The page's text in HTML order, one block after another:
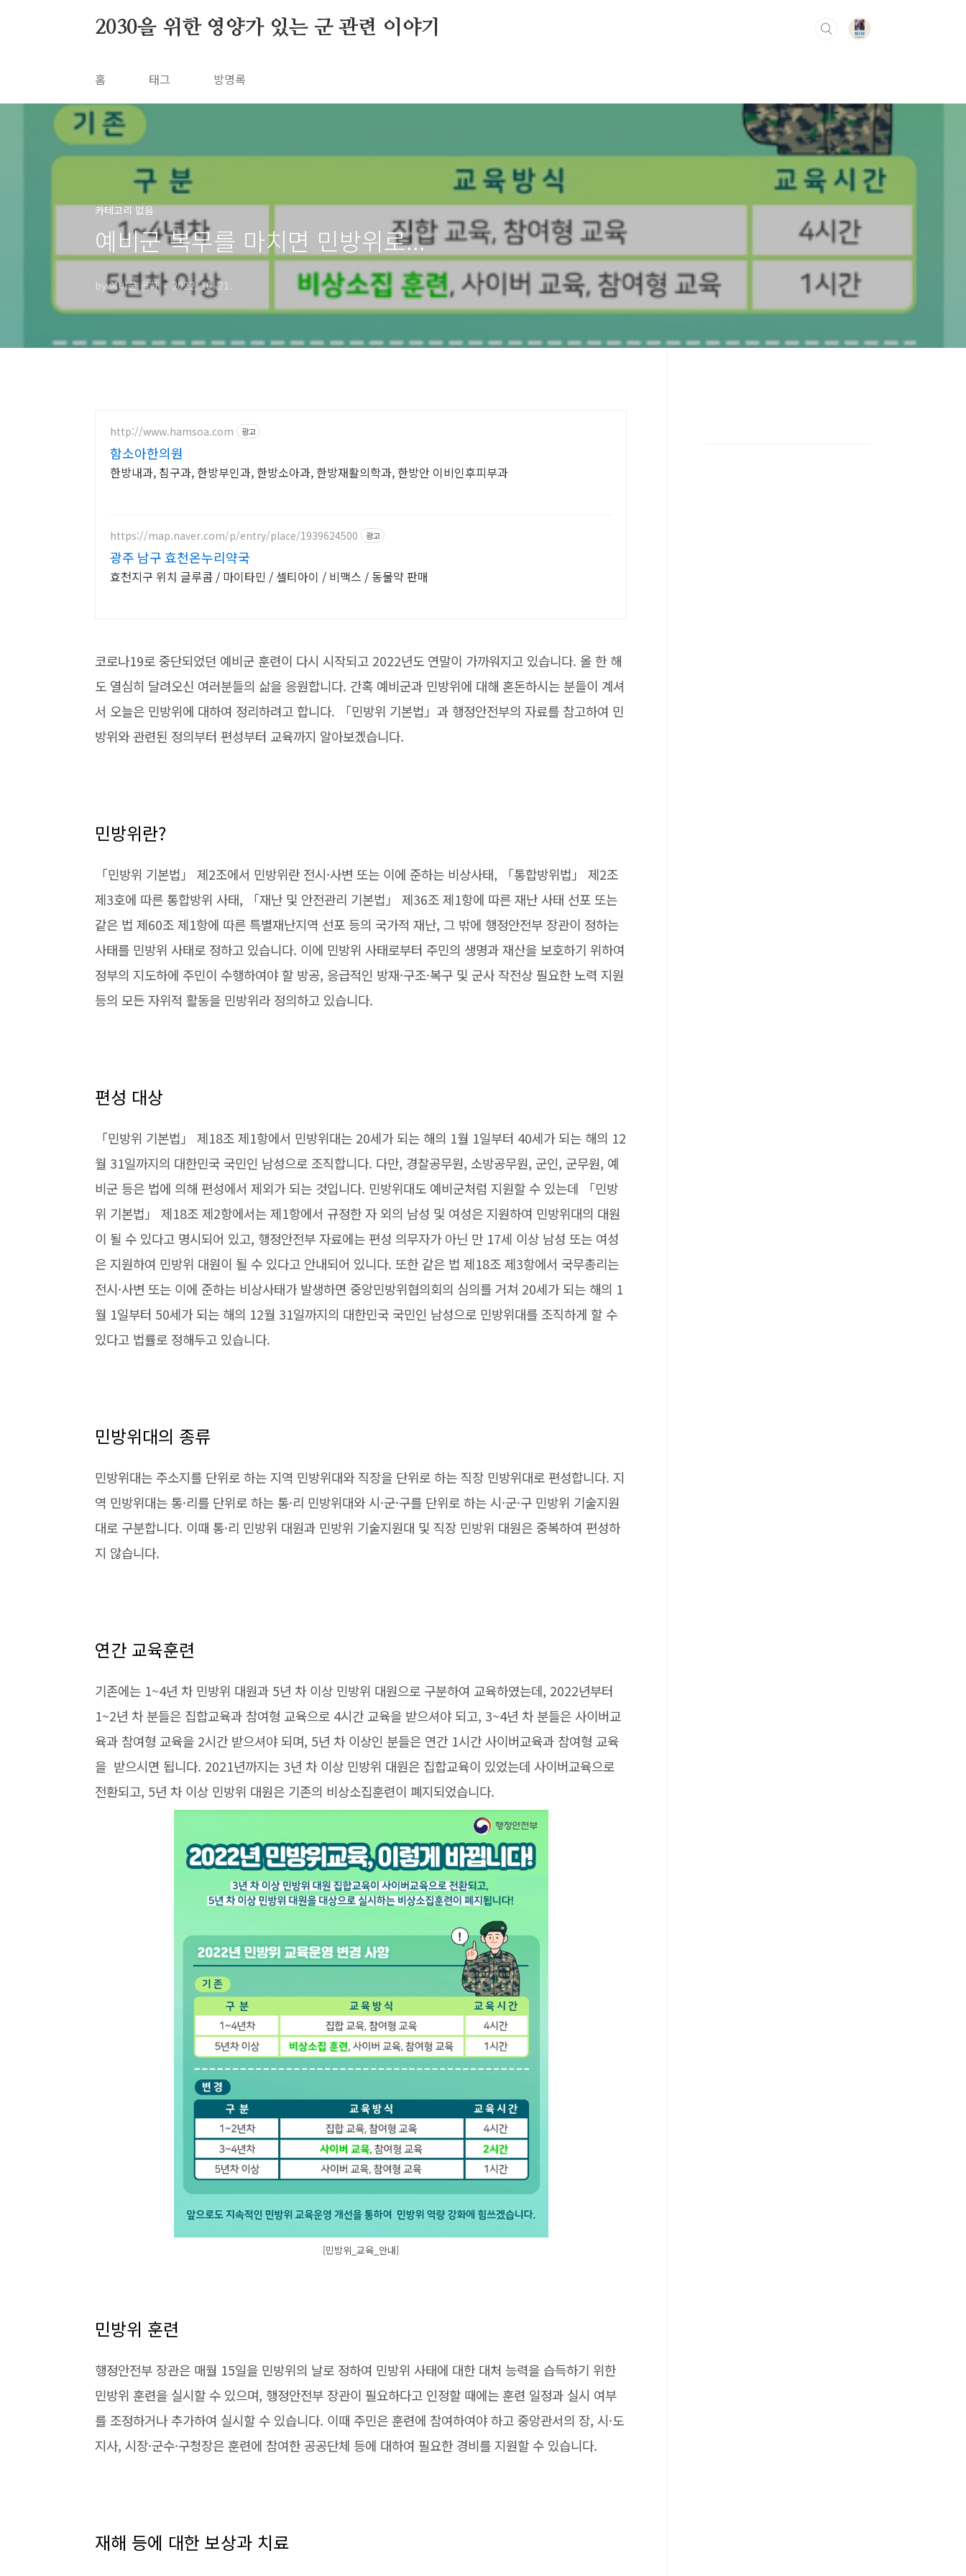
2030을 위한 영양가 있는 군 관련 이야기
홈 태그 방명록
카테고리 없음
예비군 복무를 마치면 민방위로...
by 예비군 옵하 2022. 10. 21.
http://www.hamsoa.com 광고
함소아한의원
한방내과, 침구과, 한방부인과, 한방소아과, 한방재활의학과, 한방안 이비인후피부과
https://map.naver.com/p/entry/place/1939624500 광고
광주 남구 효천온누리약국
효천지구 위치 글루콤 / 마이타민 / 셀티아이 / 비맥스 / 동물약 판매
코로나19로 중단되었던 예비군 훈련이 다시 시작되고 2022년도 연말이 가까워지고 있습니다. 올 한 해
도 열심히 달려오신 여러분들의 삶을 응원합니다. 간혹 예비군과 민방위에 대해 혼돈하시는 분들이 계셔
서 오늘은 민방위에 대하여 정리하려고 합니다. 「민방위 기본법」과 행정안전부의 자료를 참고하여 민
방위와 관련된 정의부터 편성부터 교육까지 알아보겠습니다.
민방위란?
「민방위 기본법」 제2조에서 민방위란 전시·사변 또는 이에 준하는 비상사태, 「통합방위법」 제2조
제3호에 따른 통합방위 사태, 「재난 및 안전관리 기본법」 제36조 제1항에 따른 재난 사태 선포 또는
같은 법 제60조 제1항에 따른 특별재난지역 선포 등의 국가적 재난, 그 밖에 행정안전부 장관이 정하는
사태를 민방위 사태로 정하고 있습니다. 이에 민방위 사태로부터 주민의 생명과 재산을 보호하기 위하여
정부의 지도하에 주민이 수행하여야 할 방공, 응급적인 방재·구조·복구 및 군사 작전상 필요한 노력 지원
등의 모든 자위적 활동을 민방위라 정의하고 있습니다.
편성 대상
「민방위 기본법」 제18조 제1항에서 민방위대는 20세가 되는 해의 1월 1일부터 40세가 되는 해의 12
월 31일까지의 대한민국 국민인 남성으로 조직합니다. 다만, 경찰공무원, 소방공무원, 군인, 군무원, 예
비군 등은 법에 의해 편성에서 제외가 되는 것입니다. 민방위대도 예비군처럼 지원할 수 있는데 「민방
위 기본법」 제18조 제2항에서는 제1항에서 규정한 자 외의 남성 및 여성은 지원하여 민방위대의 대원
이 될 수 있다고 명시되어 있고, 행정안전부 자료에는 편성 의무자가 아닌 만 17세 이상 남성 또는 여성
은 지원하여 민방위 대원이 될 수 있다고 안내되어 있니다. 또한 같은 법 제18조 제3항에서 국무총리는
전시·사변 또는 이에 준하는 비상사태가 발생하면 중앙민방위협의회의 심의를 거쳐 20세가 되는 해의 1
월 1일부터 50세가 되는 해의 12월 31일까지의 대한민국 국민인 남성으로 민방위대를 조직하게 할 수
있다고 법률로 정해두고 있습니다.
민방위대의 종류
민방위대는 주소지를 단위로 하는 지역 민방위대와 직장을 단위로 하는 직장 민방위대로 편성합니다. 지
역 민방위대는 통·리를 단위로 하는 통·리 민방위대와 시·군·구를 단위로 하는 시·군·구 민방위 기술지원
대로 구분합니다. 이때 통·리 민방위 대원과 민방위 기술지원대 및 직장 민방위 대원은 중복하여 편성하
지 않습니다.
연간 교육훈련
기존에는 1~4년 차 민방위 대원과 5년 차 이상 민방위 대원으로 구분하여 교육하였는데, 2022년부터
1~2년 차 분들은 집합교육과 참여형 교육으로 4시간 교육을 받으셔야 되고, 3~4년 차 분들은 사이버교
육과 참여형 교육을 2시간 받으셔야 되며, 5년 차 이상인 분들은 연간 1시간 사이버교육과 참여형 교육
을 받으시면 됩니다. 2021년까지는 3년 차 이상 민방위 대원은 집합교육이 있었는데 사이버교육으로
전환되고, 5년 차 이상 민방위 대원은 기존의 비상소집훈련이 폐지되었습니다.
[민방위_교육_안내]
민방위 훈련
행정안전부 장관은 매월 15일을 민방위의 날로 정하여 민방위 사태에 대한 대처 능력을 습득하기 위한
민방위 훈련을 실시할 수 있으며, 행정안전부 장관이 필요하다고 인정할 때에는 훈련 일정과 실시 여부
를 조정하거나 추가하여 실시할 수 있습니다. 이때 주민은 훈련에 참여하여야 하고 중앙관서의 장, 시·도
지사, 시장·군수·구청장은 훈련에 참여한 공공단체 등에 대하여 필요한 경비를 지원할 수 있습니다.
재해 등에 대한 보상과 치료